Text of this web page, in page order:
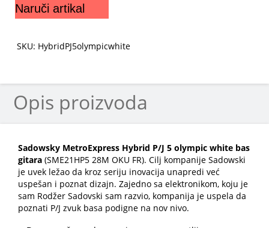
Naruči artikal
SKU: HybridPJ5olympicwhite
Opis proizvoda
Sadowsky MetroExpress Hybrid P/J 5 olympic white bas
gitara (SME21HP5 28M OKU FR). Cilj kompanije Sadowski
je uvek ležao da kroz seriju inovacija unapredi već
uspešan i poznat dizajn. Zajedno sa elektronikom, koju je
sam Rodžer Sadovski sam razvio, kompanija je uspela da
poznati P/J zvuk basa podigne na nov nivo.